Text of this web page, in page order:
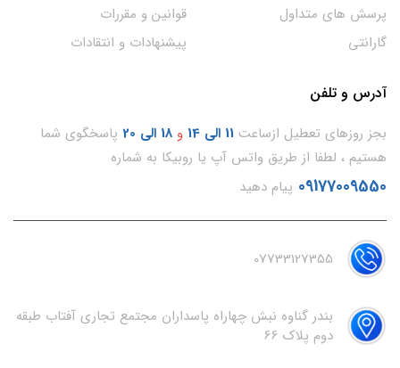
پرسش های متداول
گارانتی
قوانین و مقررات
پیشنهادات و انتقادات
آدرس و تلفن
بجز روزهای تعطیل ازساعت 11 الی 14 و 18 الی 20
پاسخگوی شما
هستیم ، لطفا از طریق واتس آپ یا روبیکا به شماره
09177009550 پیام دهید
07733127355
بندر گناوه نبش چهاراه پاسداران مجتمع تجاری آفتاب طبقه
دوم پلاک 66